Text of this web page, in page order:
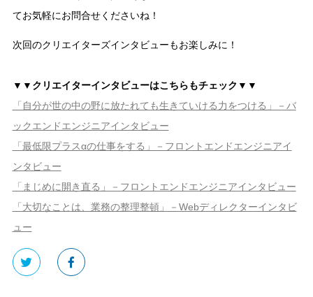
てお気軽にお問合せくださいね！
次回のクリエイターズインタビューもお楽しみに！
▼▼クリエイターインタビューはこちらもチェック▼▼
「自分が世の中の野に放たれても生きていける力をつける」－バ
ックエンドエンジニアインタビュー
「最低限プラスαの仕事をする」－フロントエンドエンジニアイ
ンタビュー
「まじめに開き直る」－フロントエンドエンジニアインタビュー
「大切なことは、業務の整理整頓」－Webディレクターインタビ
ュー